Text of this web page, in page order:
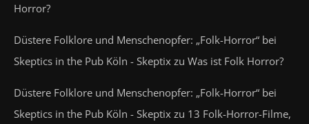
Horror?
Düstere Folklore und Menschenopfer: „Folk-Horror“ bei
Skeptics in the Pub Köln - Skeptix zu Was ist Folk Horror?
Düstere Folklore und Menschenopfer: „Folk-Horror“ bei
Skeptics in the Pub Köln - Skeptix zu 13 Folk-Horror-Filme,